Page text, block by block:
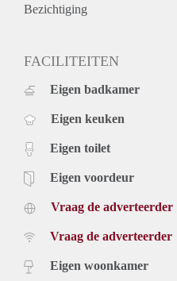
Bezichtiging
FACILITEITEN
Eigen badkamer
Eigen keuken
Eigen toilet
Eigen voordeur
Vraag de adverteerder
Vraag de adverteerder
Eigen woonkamer